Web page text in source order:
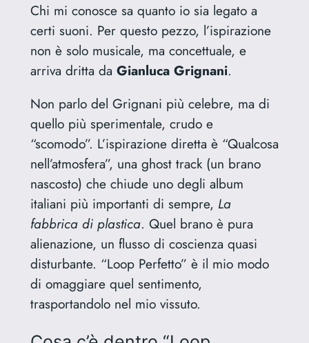
Chi mi conosce sa quanto io sia legato a
certi suoni. Per questo pezzo, l’ispirazione
non è solo musicale, ma concettuale, e
arriva dritta da Gianluca Grignani.
Non parlo del Grignani più celebre, ma di
quello più sperimentale, crudo e
“scomodo”. L’ispirazione diretta è “Qualcosa
nell’atmosfera”, una ghost track (un brano
nascosto) che chiude uno degli album
italiani più importanti di sempre, La
fabbrica di plastica. Quel brano è pura
alienazione, un flusso di coscienza quasi
disturbante. “Loop Perfetto” è il mio modo
di omaggiare quel sentimento,
trasportandolo nel mio vissuto.